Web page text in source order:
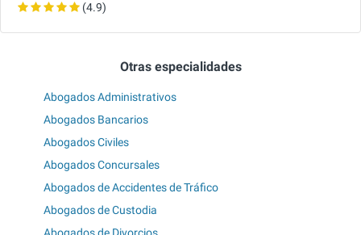
(4.9)
Otras especialidades
Abogados Administrativos
Abogados Bancarios
Abogados Civiles
Abogados Concursales
Abogados de Accidentes de Tráfico
Abogados de Custodia
Abogados de Divorcios